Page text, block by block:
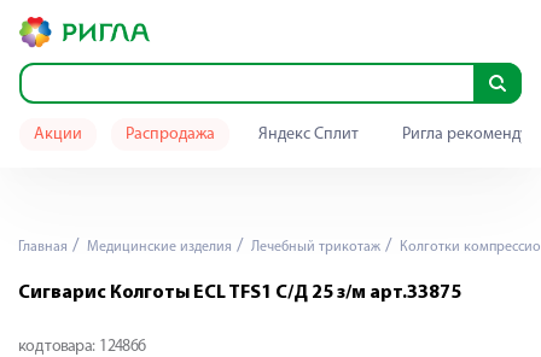
Акции Распродажа Яндекс Сплит Ригла
Главная Медицинские изделия Лечебный трикотаж Колготки
Сигварис Колготы ECL TFS1 С/Д 25 з/м арт.33875
код товара: 124866